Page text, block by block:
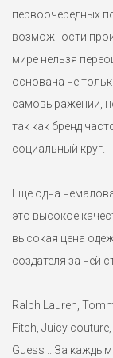
4900 ₽
Базовая женская
Линейка Calvin
первоочередных
возможности
мире нельзя
основана не
самовыражении,
так как бренд
социальный круг.
Еще одна
это высокое
высокая цена
создателя за ней
Ralph Lauren,
Fitch, Juicy
Guess .. За